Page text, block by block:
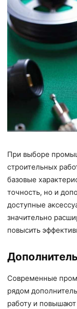
При выборе
строительных
базовые
точность, но и
доступные
значительно
повысить
Современные
рядом
работу и